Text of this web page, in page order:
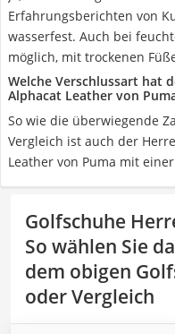
Erfahrungsberichten von
wasserfest. Auch bei
möglich, mit trockenen
Welche Verschlussart hat
Alphacat Leather von
So wie die überwiegende
Vergleich ist auch der
Leather von Puma mit
Golfschuhe
So wählen Sie
dem obigen
oder Vergleich